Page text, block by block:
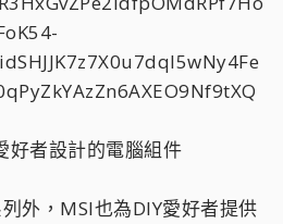
好者設計的電腦組件
列外，MSI也為DIY愛好者提供